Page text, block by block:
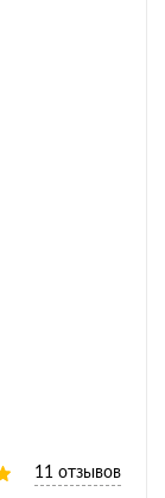
11 отзывов